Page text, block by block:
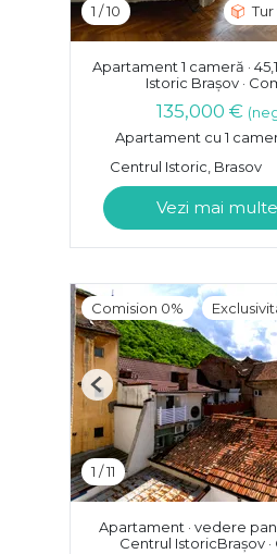
1 /10 Tur
Apartament 1 cameră ·
Istoric Brașov ·
135,000 €
Apartament cu 1
Centrul Istoric, Brasov
Vezi mai
Comision 0%
1 /11
Previous
Apartament · vedere
Centrul IstoricBrașov